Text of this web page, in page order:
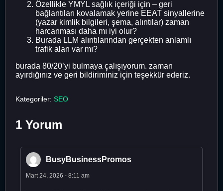
Özellikle YMYL sağlık içeriği için – geri
bağlantıları kovalamak yerine EEAT sinyallerine
(yazar kimlik bilgileri, şema, alıntılar) zaman
harcanması daha mı iyi olur?
Burada LLM alıntılarından gerçekten anlamlı
trafik alan var mı?
burada 80/20’yi bulmaya çalışıyorum. zaman
ayırdığınız ve geri bildiriminiz için teşekkür ederiz.
Kategoriler: SEO
1 Yorum
BusyBusinessPromos
Mart 24, 2026 - 8:11 am